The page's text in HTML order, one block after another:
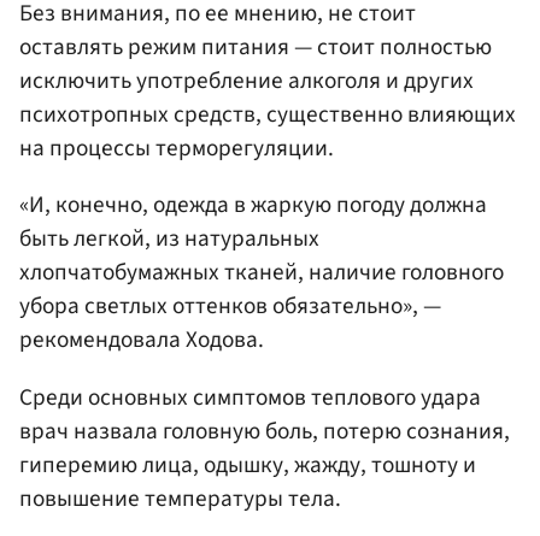
Без внимания, по ее мнению, не стоит
оставлять режим питания — стоит полностью
исключить употребление алкоголя и других
психотропных средств, существенно влияющих
на процессы терморегуляции.
«И, конечно, одежда в жаркую погоду должна
быть легкой, из натуральных
хлопчатобумажных тканей, наличие головного
убора светлых оттенков обязательно», —
рекомендовала Ходова.
Среди основных симптомов теплового удара
врач назвала головную боль, потерю сознания,
гиперемию лица, одышку, жажду, тошноту и
повышение температуры тела.